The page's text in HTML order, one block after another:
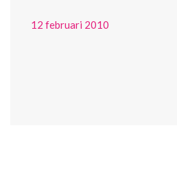
12 februari 2010